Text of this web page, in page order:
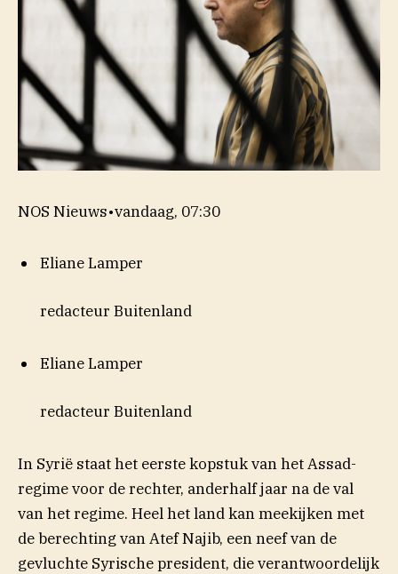
NOS Nieuws•vandaag, 07:30
Eliane Lamper
redacteur Buitenland
Eliane Lamper
redacteur Buitenland
In Syrië staat het eerste kopstuk van het Assad-
regime voor de rechter, anderhalf jaar na de val
van het regime. Heel het land kan meekijken met
de berechting van Atef Najib, een neef van de
gevluchte Syrische president, die verantwoordelijk